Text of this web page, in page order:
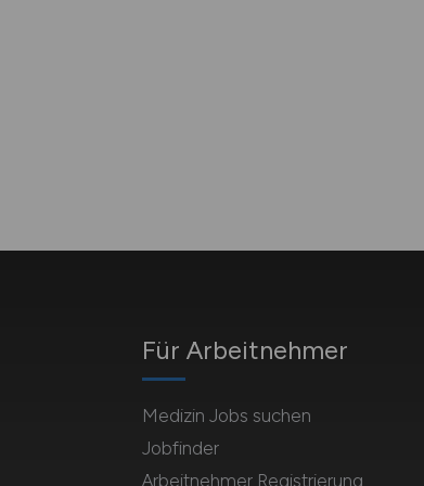
Für Arbeitnehmer
Medizin Jobs suchen
Jobfinder
Arbeitnehmer Registrierung